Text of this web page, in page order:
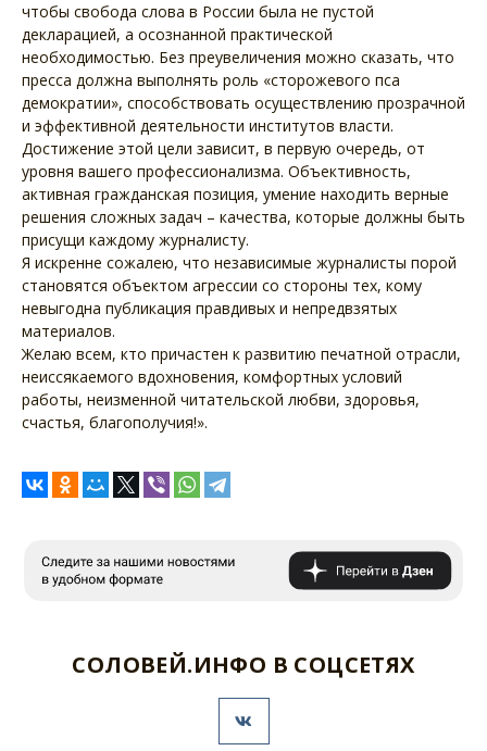
чтобы свобода слова в России была не пустой
декларацией, а осознанной практической
необходимостью. Без преувеличения можно сказать, что
пресса должна выполнять роль «сторожевого пса
демократии», способствовать осуществлению прозрачной
и эффективной деятельности институтов власти.
Достижение этой цели зависит, в первую очередь, от
уровня вашего профессионализма. Объективность,
активная гражданская позиция, умение находить верные
решения сложных задач – качества, которые должны быть
присущи каждому журналисту.
Я искренне сожалею, что независимые журналисты порой
становятся объектом агрессии со стороны тех, кому
невыгодна публикация правдивых и непредвзятых
материалов.
Желаю всем, кто причастен к развитию печатной отрасли,
неиссякаемого вдохновения, комфортных условий
работы, неизменной читательской любви, здоровья,
счастья, благополучия!».
СОЛОВЕЙ.ИНФО В СОЦСЕТЯХ